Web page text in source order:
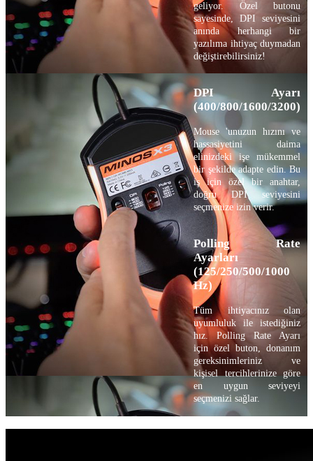
geliyor. Özel butonu
sayesinde, DPI seviyesini
anında herhangi bir
yazılıma ihtiyaç duymadan
değiştirebilirsiniz!
DPI Ayarı
(400/800/1600/3200)
Mouse 'unuzun hızını ve
hassasiyetini daima
elinizdeki işe mükemmel
bir şekilde adapte edin. Bu
iş için özel bir anahtar,
doğru DPI seviyesini
seçmenize izin verir.
Polling Rate
Ayarları
(125/250/500/1000
Hz)
Tüm ihtiyacınız olan
uyumluluk ile istediğiniz
hız. Polling Rate Ayarı
için özel buton, donanım
gereksinimleriniz ve
kişisel tercihlerinize göre
en uygun seviyeyi
seçmenizi sağlar.